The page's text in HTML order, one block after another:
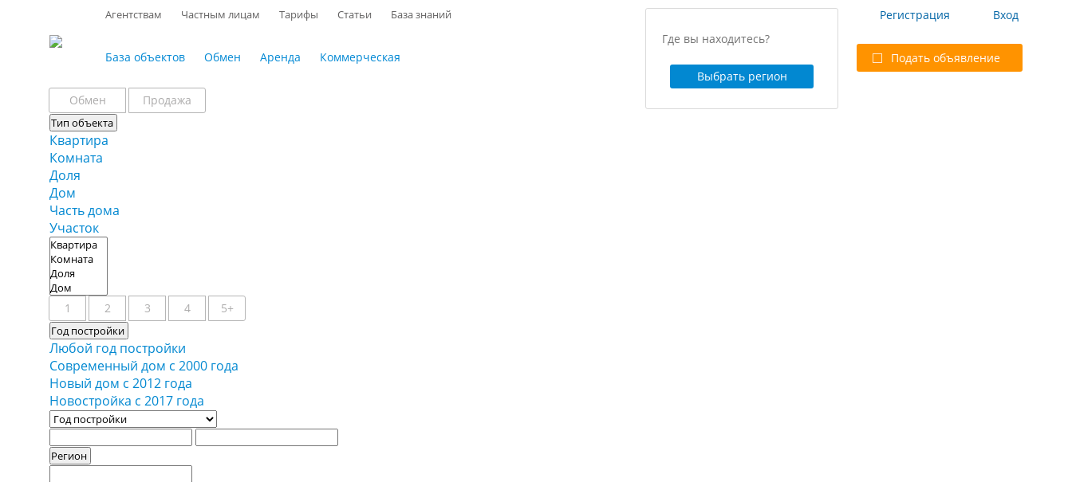
Агентствам Частным лицам Тарифы Статьи База знаний
Выбрать регион
Где вы находитесь?
Выбрать регион
Регистрация Вход
База объектов Обмен Аренда Коммерческая Подать объявление
Обмен Продажа
Тип объекта
Квартира
Комната
Доля
Дом
Часть дома
Участок
1 2 3 4 5+
Год постройки
Любой год постройки
Современный дом c 2000 года
Новый дом c 2012 года
Новостройка c 2017 года
Регион